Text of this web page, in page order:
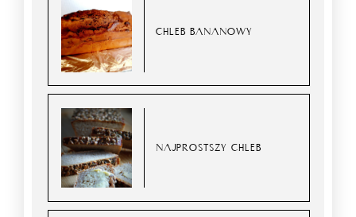
CHLEB BANANOWY
NAJPROSTSZY CHLEB